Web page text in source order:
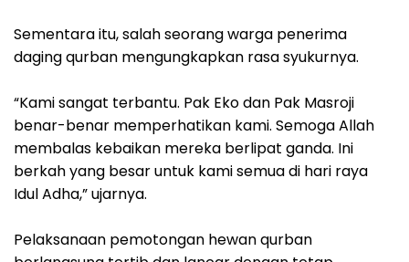
‎Sementara itu, salah seorang warga penerima
daging qurban mengungkapkan rasa syukurnya.
“Kami sangat terbantu. Pak Eko dan Pak Masroji
benar-benar memperhatikan kami. Semoga Allah
membalas kebaikan mereka berlipat ganda. Ini
berkah yang besar untuk kami semua di hari raya
Idul Adha,” ujarnya.
‎Pelaksanaan pemotongan hewan qurban